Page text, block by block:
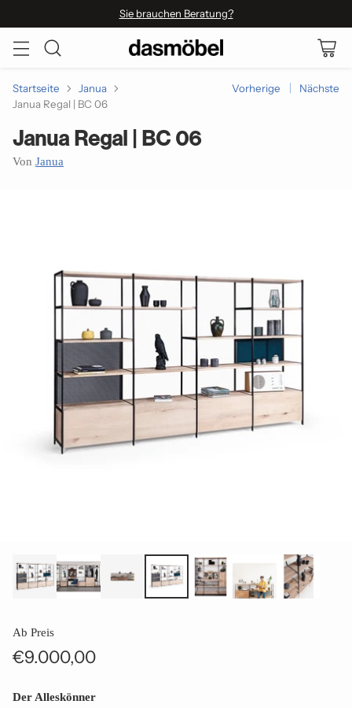
Sie brauchen Beratung?
Startseite
Janua
Janua Regal | BC 06
Vorherige Nächste
Janua Regal | BC 06
Von Janua
Ab Preis
Normaler
Preis
€9.000,00
Der Alleskönner